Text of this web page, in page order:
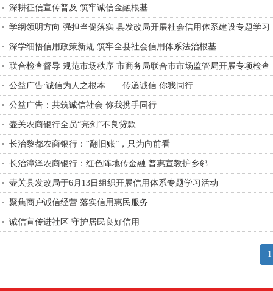
深耕征信宣传普及 筑牢诚信金融根基
学纲领明方向 强担当促落实 县发改局开展社会信用体系建设专题学习
深学细悟信用政策新规 筑牢全县社会信用体系法治根基
联合检查督导 规范市场秩序 市商务局联合市市场监管局开展专项检查
公益广告:诚信为人之根本——传递诚信 你我同行
公益广告：共筑诚信社会 你我携手同行
壶关农商银行全员“亮剑”不良贷款
长治黎都农商银行：“翻旧账”，只为向前看
长治漳泽农商银行：红色阵地传金融 普惠宣教护乡邻
壶关县发改局于6月13日组织开展信用体系专题学习活动
聚焦商户诚信经营 落实信用惠民服务
诚信宣传进社区 守护居民良好信用
1